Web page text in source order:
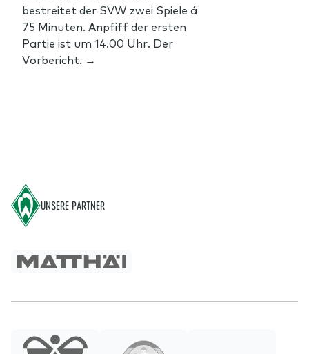
bestreitet der SVW zwei Spiele á
75 Minuten. Anpfiff der ersten
Partie ist um 14.00 Uhr. Der
Vorbericht. →
UNSERE PARTNER